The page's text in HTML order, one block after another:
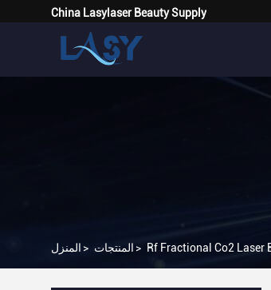
China Lasylaser Beauty Supply
المنزل > المنتجات >